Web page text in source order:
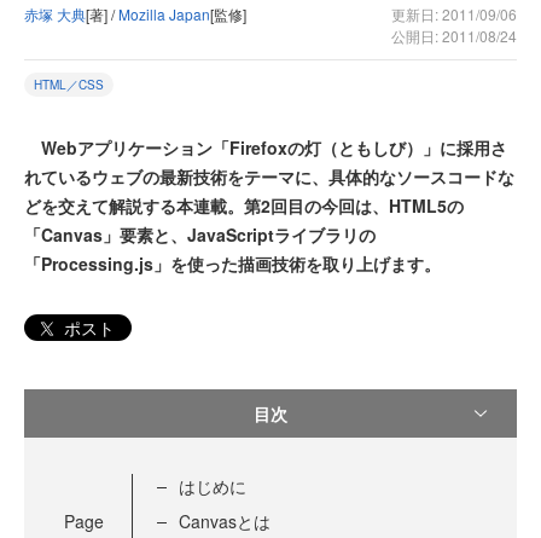
赤塚 大典[著] /Mozilla Japan[監修]
更新日: 2011/09/06
公開日: 2011/08/24
HTML／CSS
Webアプリケーション「Firefoxの灯（ともしび）」に採用さ
れているウェブの最新技術をテーマに、具体的なソースコードな
どを交えて解説する本連載。第2回目の今回は、HTML5の
「Canvas」要素と、JavaScriptライブラリの
「Processing.js」を使った描画技術を取り上げます。
ポスト
目次
Page
はじめに
Canvasとは